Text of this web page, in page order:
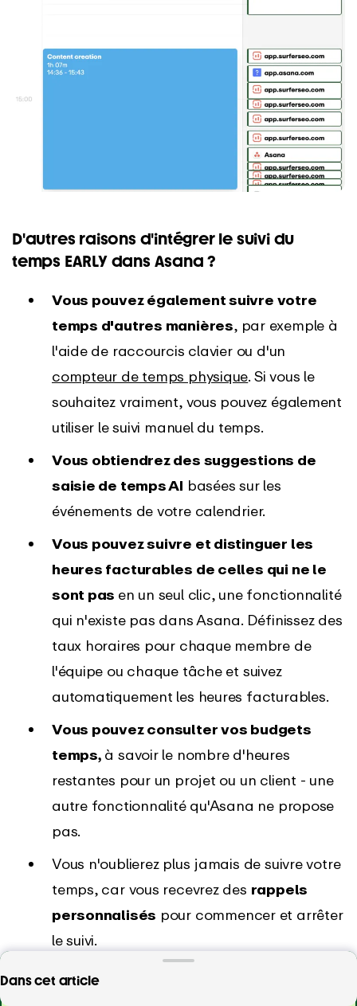
Dans cet article
Vous en avez assez de suivre votre temps dans
D'autres raisons d'intégrer le suivi du
temps EARLY dans Asana ?
Vous pouvez également suivre votre
temps d'autres manières, par exemple à
l'aide de raccourcis clavier ou d'un
compteur de temps physique. Si vous le
souhaitez vraiment, vous pouvez également
utiliser le suivi manuel du temps.
Vous obtiendrez des suggestions de
saisie de temps AI basées sur les
événements de votre calendrier.
Vous pouvez suivre et distinguer les
heures facturables de celles qui ne le
sont pas en un seul clic, une fonctionnalité
qui n'existe pas dans Asana. Définissez des
taux horaires pour chaque membre de
l'équipe ou chaque tâche et suivez
automatiquement les heures facturables.
Vous pouvez consulter vos budgets
temps, à savoir le nombre d'heures
restantes pour un projet ou un client - une
autre fonctionnalité qu'Asana ne propose
pas.
Vous n'oublierez plus jamais de suivre votre
temps, car vous recevrez des rappels
personnalisés pour commencer et arrêter
le suivi.
Vous obtenez des